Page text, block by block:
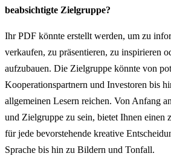
beabsichtigte Zielgruppe?
Ihr PDF könnte erstellt werden, um zu
verkaufen, zu präsentieren, zu inspirieren
aufzubauen. Die Zielgruppe könnte von
Kooperationspartnern und Investoren bis
allgemeinen Lesern reichen. Von Anfang
und Zielgruppe zu sein, bietet Ihnen einen
für jede bevorstehende kreative
Sprache bis hin zu Bildern und Tonfall.